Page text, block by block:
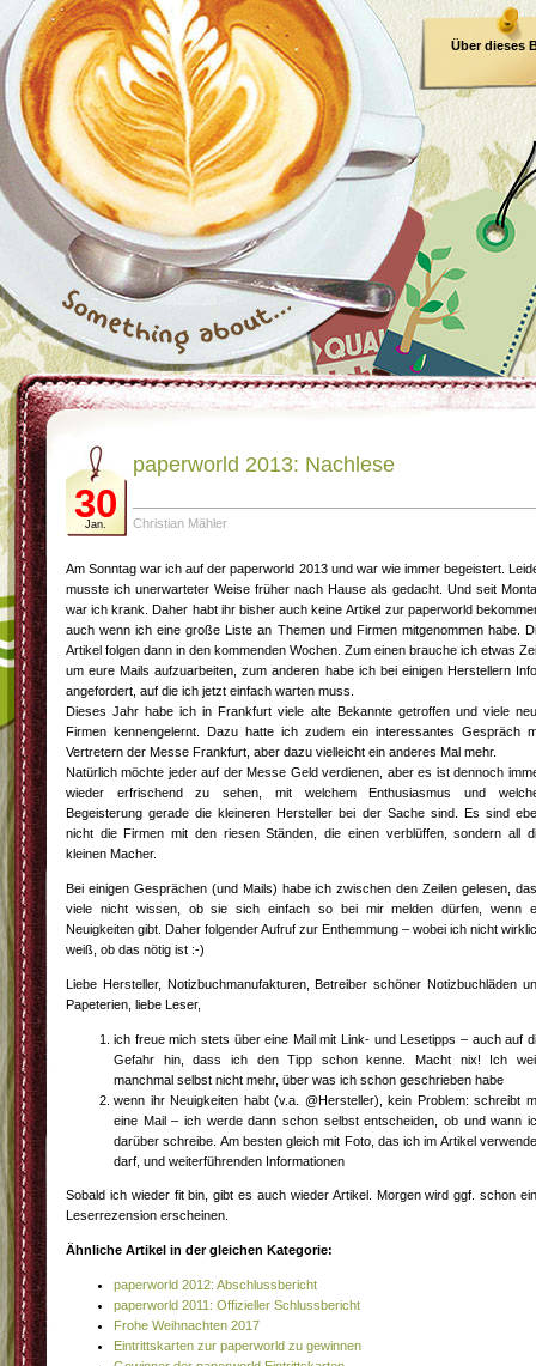
Über dieses
30
Jan.
paperworld 2013: Nachlese
Christian Mähler
Am Sonntag war ich auf der paperworld 2013 und war wie immer begeistert.
musste ich unerwarteter Weise früher nach Hause als gedacht. Und seit
war ich krank. Daher habt ihr bisher auch keine Artikel zur paperworld
auch wenn ich eine große Liste an Themen und Firmen mitgenommen habe.
Artikel folgen dann in den kommenden Wochen. Zum einen brauche ich etwas
um eure Mails aufzuarbeiten, zum anderen habe ich bei einigen Herstellern
angefordert, auf die ich jetzt einfach warten muss.
Dieses Jahr habe ich in Frankfurt viele alte Bekannte getroffen und viele
Firmen kennengelernt. Dazu hatte ich zudem ein interessantes Gespräch
Vertretern der Messe Frankfurt, aber dazu vielleicht ein anderes Mal mehr.
Natürlich möchte jeder auf der Messe Geld verdienen, aber es ist dennoch
wieder erfrischend zu sehen, mit welchem Enthusiasmus und
Begeisterung gerade die kleineren Hersteller bei der Sache sind. Es sind
nicht die Firmen mit den riesen Ständen, die einen verblüffen, sondern all
kleinen Macher.
Bei einigen Gesprächen (und Mails) habe ich zwischen den Zeilen gelesen,
viele nicht wissen, ob sie sich einfach so bei mir melden dürfen, wenn
Neuigkeiten gibt. Daher folgender Aufruf zur Enthemmung – wobei ich nicht
weiß, ob das nötig ist :-)
Liebe Hersteller, Notizbuchmanufakturen, Betreiber schöner Notizbuchläden
Papeterien, liebe Leser,
ich freue mich stets über eine Mail mit Link- und Lesetipps – auch auf
Gefahr hin, dass ich den Tipp schon kenne. Macht nix! Ich
manchmal selbst nicht mehr, über was ich schon geschrieben habe
wenn ihr Neuigkeiten habt (v.a. @Hersteller), kein Problem: schreibt
eine Mail – ich werde dann schon selbst entscheiden, ob und wann
darüber schreibe. Am besten gleich mit Foto, das ich im Artikel
darf, und weiterführenden Informationen
Sobald ich wieder fit bin, gibt es auch wieder Artikel. Morgen wird ggf. schon
Leserrezension erscheinen.
Ähnliche Artikel in der gleichen Kategorie:
paperworld 2012: Abschlussbericht
paperworld 2011: Offizieller Schlussbericht
Frohe Weihnachten 2017
Eintrittskarten zur paperworld zu gewinnen